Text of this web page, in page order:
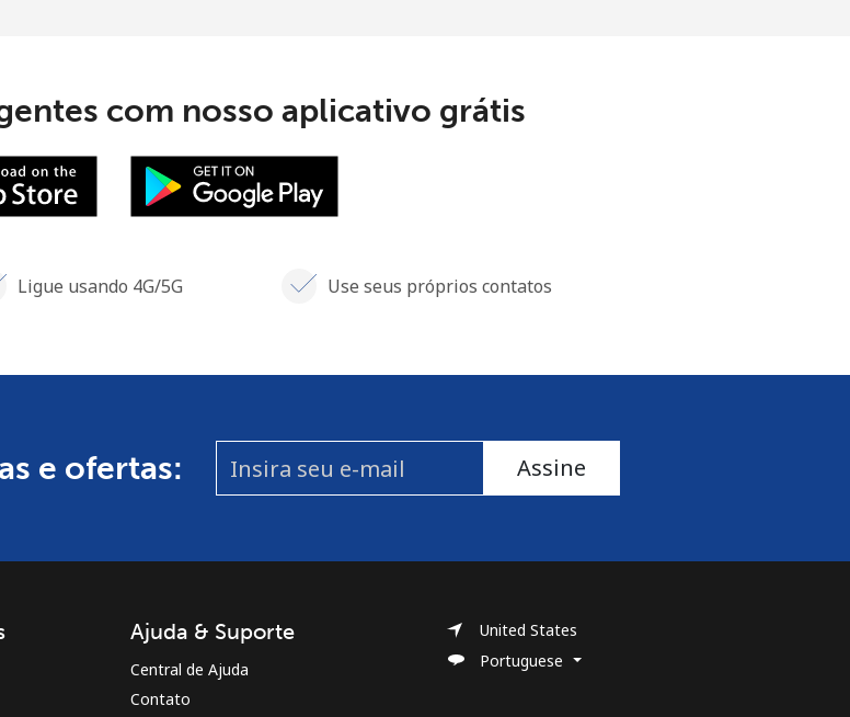
com nosso aplicativo grátis
Ligue usando 4G/5G Use seus próprios contatos
e ofertas: Assine
Ajuda & Suporte
Central de Ajuda
Contato
United States
Portuguese